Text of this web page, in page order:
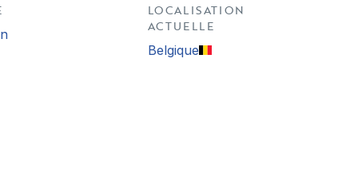
LOCALISATION
ACTUELLE
Belgique